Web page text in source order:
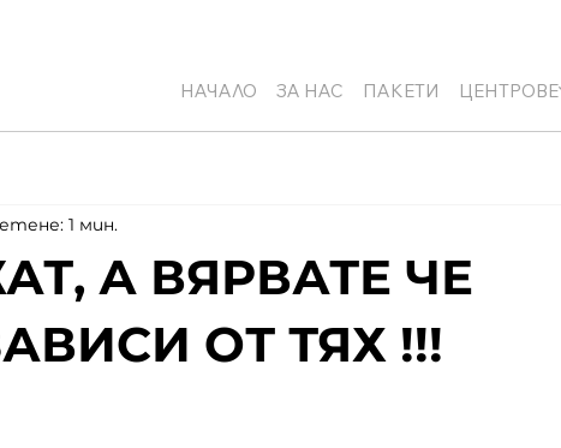
НАЧАЛО ЗА НАС ПАКЕТИ ЦЕНТРОВЕ
А ВЯРВАТЕ ЧЕ
ОТ ТЯХ !!!
1 мин.